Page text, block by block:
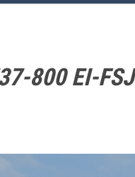
800 EI-FSJ